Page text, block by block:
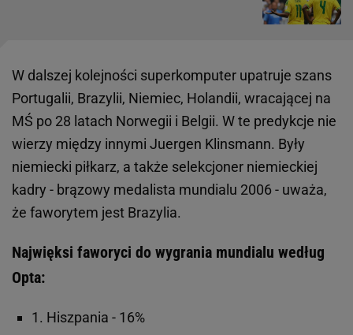
W dalszej kolejności superkomputer upatruje szans
Portugalii, Brazylii, Niemiec, Holandii, wracającej na
MŚ po 28 latach Norwegii i Belgii. W te predykcje nie
wierzy między innymi Juergen Klinsmann. Były
niemiecki piłkarz, a także selekcjoner niemieckiej
kadry - brązowy medalista mundialu 2006 - uważa,
że faworytem jest Brazylia.
Najwięksi faworyci do wygrania mundialu według
Opta:
1. Hiszpania - 16%